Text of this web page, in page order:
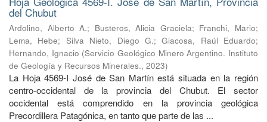
del Chubut
Ardolino, Alberto A.; Busteros, Alicia Graciela; Franchi, Mario;
Lema, Hebe; Silva Nieto, Diego G.;Giacosa, Raúl Eduardo;
Hernando, Ignacio (Servicio Geológico Minero Argentino. Instituto
de Geología y Recursos Minerales., 2023)
La Hoja 4569-I José de San Martín está situada en la región
centro-occidental de la provincia del Chubut. El sector
occidental está comprendido en la provincia geológica
Precordillera Patagónica, en tanto que parte de las ...